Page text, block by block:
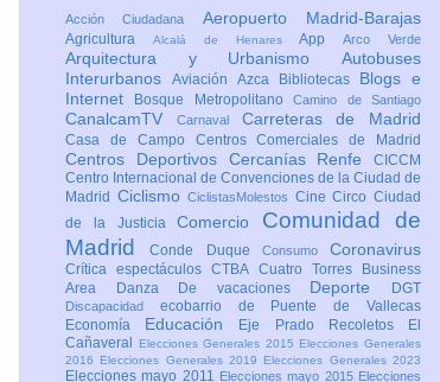
Acción Ciudadana Aeropuerto Madrid-Barajas
Agricultura Alcalá de HenaresAppArco Verde
Arquitectura y Urbanismo Autobuses
Interurbanos Aviación Azca Bibliotecas Blogs e
Internet
Bosque MetropolitanoCamino de Santiago
CanalcamTV Carnaval Carreteras de Madrid
Casa de Campo Centros Comerciales de Madrid
Centros Deportivos Cercanías Renfe CICCM
Centro Internacional de Convenciones de la Ciudad de
Madrid CiclismoCiclistasMolestos CineCircoCiudad
de la JusticiaComercio Comunidad de
MadridConde Duque Consumo Coronavirus
Crítica espectáculosCTBA Cuatro Torres Business
Area
Danza De vacaciones Deporte DGT
Discapacidad ecobarrio de Puente de Vallecas
Economía Educación Eje Prado Recoletos
El
Cañaveral
Elecciones Generales 2015 Elecciones Generales
2016 Elecciones Generales 2019 Elecciones Generales 2023
Elecciones mayo 2011 Elecciones mayo 2015 Elecciones